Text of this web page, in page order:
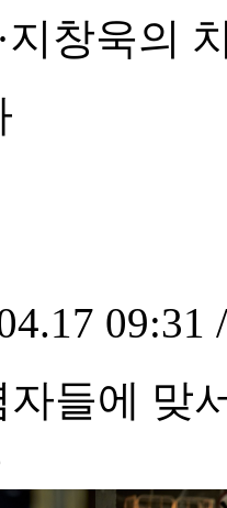
지창욱의
09:31
들에 맞